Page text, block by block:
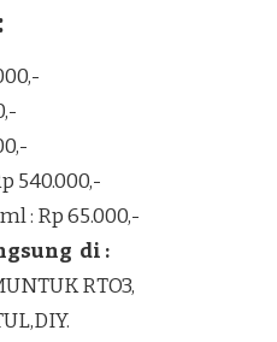
540.000,-
: Rp 65.000,-
di :
RTO3,